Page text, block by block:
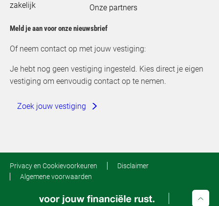
zakelijk
Onze partners
Meld je aan voor onze nieuwsbrief
Of neem contact op met jouw vestiging:
Je hebt nog geen vestiging ingesteld. Kies direct je eigen
vestiging om eenvoudig contact op te nemen.
Zoek jouw vestiging
Privacy en Cookievoorkeuren
Disclaimer
Algemene voorwaarden